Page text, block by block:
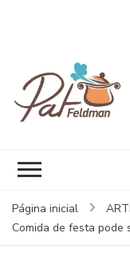
Página inicial
Comida de festa pode